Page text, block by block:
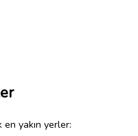
yakın yerler: